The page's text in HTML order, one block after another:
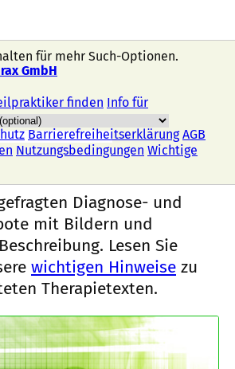
GmbH
finden Info für
Barrierefreiheitserklärung AGB
Nutzungsbedingungen Wichtige
für mehr Such-Optionen.
finden
Diagnose- und
mit Bildern und
Lesen Sie
wichtigen Hinweise zu
Therapietexten.